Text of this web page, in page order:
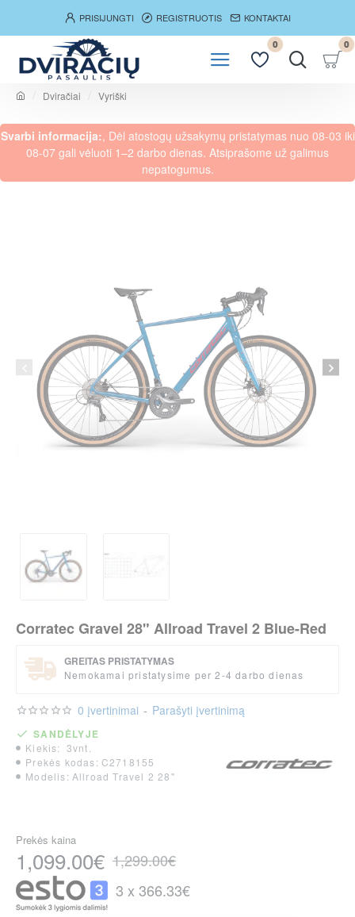
PRISIJUNGTI REGISTRUOTIS KONTAKTAI
0 0
o
m
Dviračiai Vyriški
Svarbi informacija:, Dėl atostogų užsakymų pristatymas nuo 08-03 iki
08-07 gali vėluoti 1–2 darbo dienas. Atsiprašome už galimus
nepatogumus.
per 2-3 d.
-15%
Corratec Gravel 28" Allroad Travel 2 Blue-Red
SANDĖLYJE
Kiekis: 3vnt.
Prekės kodas: C2718155
Modelis: Allroad Travel 2 28"
0 įvertinimai - Parašyti įvertinimą
Prekės kaina
1,099.00€ 1,299.00€
3 x 366.33€
GREITAS PRISTATYMAS
Nemokamai pristatysime per 2-4 darbo dienas